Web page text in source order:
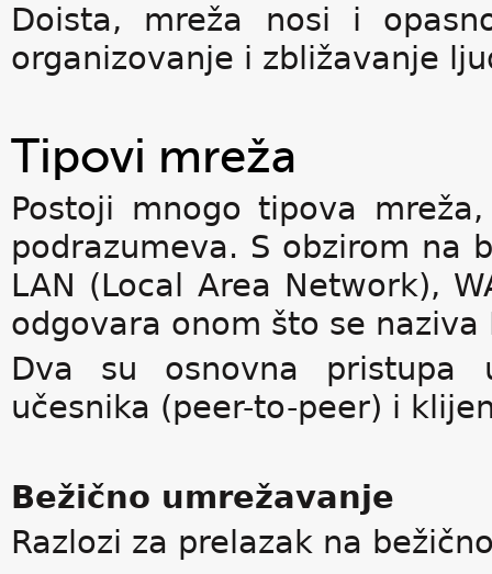
Doista, mreža nosi i
organizovanje i zbližavanje
Tipovi mreža
Postoji mnogo tipova
podrazumeva. S obzirom na
LAN (Local Area Network),
odgovara onom što se
Dva su osnovna pristupa
učesnika (peer-to-peer) i
Bežično umrežavanje
Razlozi za prelazak na